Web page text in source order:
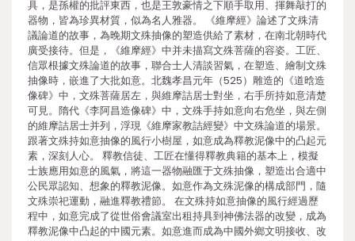
具，是孫權的批評東西，也是王敦豪情之下順手取用、揮舞敲打的
器物，皆為珍異材質，似為名人雅器。 《維摩經》論述了文殊清
議論道的故事，為晚期文殊抽像的塑造供給了素材，在南北朝時代
廣受接待。但是，《維摩經》中并未描寫文殊菩薩的容姿。工匠、
信眾根據文殊論道的故事，聯合士人清談習氣，在塑造、繪制文殊
抽像時，嵌進了大批如意。北魏孝昌元年（525）雕造的《道晗造
像碑》中，文殊菩薩居左，與維摩詰居士對坐，右手所持如意清楚
可見。隋代《李阿昌造像碑》中，文殊手持如意向右危坐，與左側
的維摩詰居士并列，浮現《維摩家教詰經變》中文殊論道的場景。
跟著文殊持如意抽像的風行小樹屋，如意成為釋教泥像中的凸起元
素，深刻人心。 釋教信徒、工匠在懂得釋教典籍的基本上，模擬
士族應用如意的風氣，將這一器物融匯于文殊抽像，塑造出合適中
公民眾認知、想象的釋教泥像。如意作為文殊泥像的構成部門，隨
文殊崇祀運動，融進釋教禮節。 在文殊持如意抽像的風行經過歷
程中，如意完成了從世俗會議室出租持具到神佛法器的改變，成為
釋教泥像中凸起的中國元素。如意進而成為中國外鄉文明接收、改